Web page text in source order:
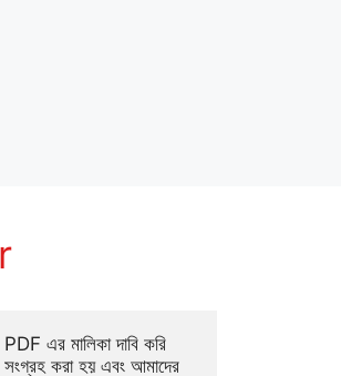
এর মালিকা দাবি করি
করা হয় এবং আমাদের